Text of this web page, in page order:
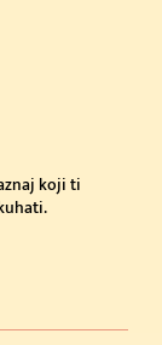
koji ti